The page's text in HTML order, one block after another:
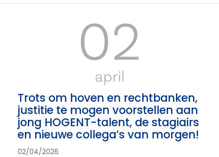
02
april
Trots om hoven en rechtbanken,
justitie te mogen voorstellen aan
jong HOGENT-talent, de stagiairs
en nieuwe collega’s van morgen!
02/04/2026